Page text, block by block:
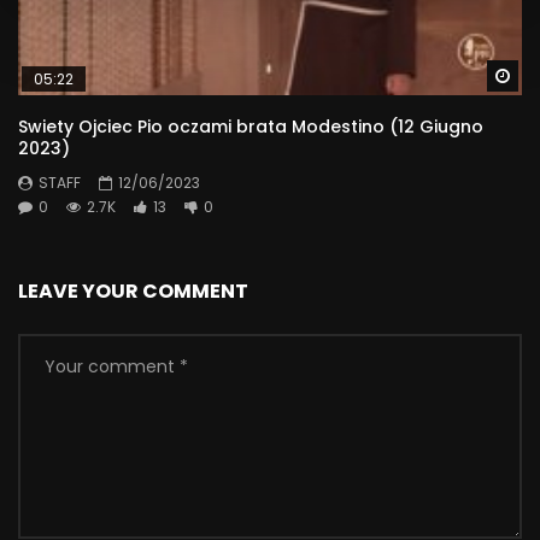
05:22
Swiety Ojciec Pio oczami brata Modestino (12 Giugno
2023)
STAFF
12/06/2023
0
2.7K 13 0
LEAVE YOUR COMMENT